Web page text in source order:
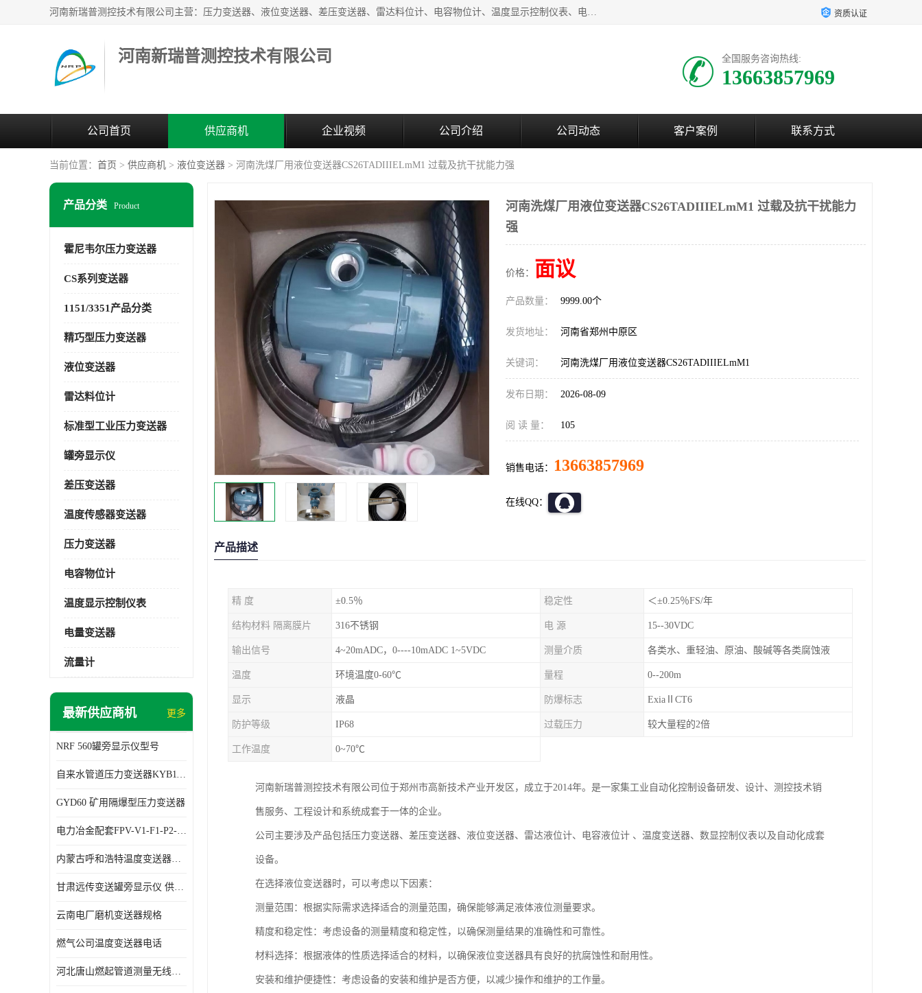
河南新瑞普测控技术有限公司主营：压力变送器、液位变送器、差压变送器、雷达料位计、电容物位计、温度显示控制仪表、电量变送器、流量计、工业自动化系统成套设备。 资质认证
河南新瑞普测控技术有限公司 全国服务咨询热线:
13663857969
公司首页 供应商机 企业视频 公司介绍 公司动态 客户案例 联系方式
当前位置： 首页 > 供应商机 > 液位变送器 > 河南洗煤厂用液位变送器CS26TADIIIELmM1 过载及抗干扰能力强
产品分类 Product
霍尼韦尔压力变送器
CS系列变送器
1151/3351产品分类
精巧型压力变送器
液位变送器
雷达料位计
标准型工业压力变送器
罐旁显示仪
差压变送器
温度传感器变送器
压力变送器
电容物位计
温度显示控制仪表
电量变送器
流量计
最新供应商机 更多
NRF 560罐旁显示仪型号
自来水管道压力变送器KYB11G03M2型号 使用方便
GYD60 矿用隔爆型压力变送器
电力冶金配套FPV-V1-F1-P2-03电压变送器
内蒙古呼和浩特温度变送器配套罐旁显示仪供应 性能稳定
甘肃远传变送罐旁显示仪 供应及时
云南电厂磨机变送器规格
燃气公司温度变送器电话
河北唐山燃起管道测量无线压力变送器型号 性能稳定
河南洗煤厂用液位变送器CS26TADIIIELmM1 过载及抗干扰能力
强
价格： 面议
产品数量： 9999.00个
发货地址： 河南省郑州中原区
关键词： 河南洗煤厂用液位变送器CS26TADIIIELmM1
发布日期： 2026-08-09
阅 读 量： 105
销售电话： 13663857969
在线QQ：
产品描述
精 度 ±0.5％ 稳定性 ＜±0.25％FS/年
结构材料 隔离膜片 316不锈钢 电 源 15--30VDC
输出信号 4~20mADC，0----10mADC 1~5VDC 测量介质 各类水、重轻油、原油、酸碱等各类腐蚀液
温度 环境温度0-60℃ 量程 0--200m
显示 液晶 防爆标志 ExiaⅡCT6
防护等级 IP68 过载压力 较大量程的2倍
工作温度 0~70℃
河南新瑞普测控技术有限公司位于郑州市高新技术产业开发区，成立于2014年。是一家集工业自动化控制设备研发、设计、测控技术销
售服务、工程设计和系统成套于一体的企业。
公司主要涉及产品包括压力变送器、差压变送器、液位变送器、雷达液位计、电容液位计 、温度变送器、数显控制仪表以及自动化成套
设备。
在选择液位变送器时，可以考虑以下因素：
测量范围：根据实际需求选择适合的测量范围，确保能够满足液体液位测量要求。
精度和稳定性：考虑设备的测量精度和稳定性，以确保测量结果的准确性和可靠性。
材料选择：根据液体的性质选择适合的材料，以确保液位变送器具有良好的抗腐蚀性和耐用性。
安装和维护便捷性：考虑设备的安装和维护是否方便，以减少操作和维护的工作量。